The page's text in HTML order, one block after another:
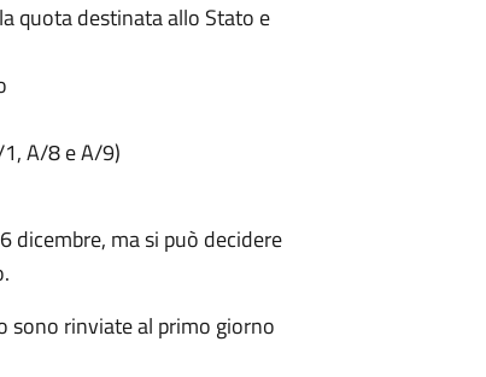
quota destinata allo Stato e
A/8 e A/9)
dicembre, ma si può decidere
sono rinviate al primo giorno